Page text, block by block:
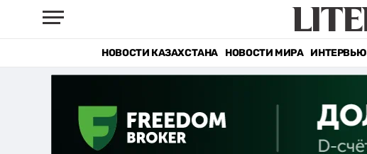
НОВОСТИ КАЗАХСТАНА НОВОСТИ МИРА ИНТЕРВЬЮ